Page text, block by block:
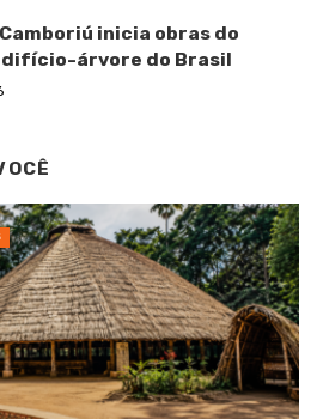
inicia obras do
árvore do Brasil